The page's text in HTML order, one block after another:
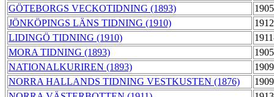
GÖTEBORGS VECKOTIDNING (1893)
JÖNKÖPINGS LÄNS TIDNING (1910)
LIDINGÖ TIDNING (1910)
MORA TIDNING (1893)
NATIONALKURIREN (1893)
NORRA HALLANDS TIDNING VESTKUSTEN (1876)